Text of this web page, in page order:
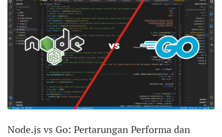
Node.js vs Go: Pertarungan Performa dan